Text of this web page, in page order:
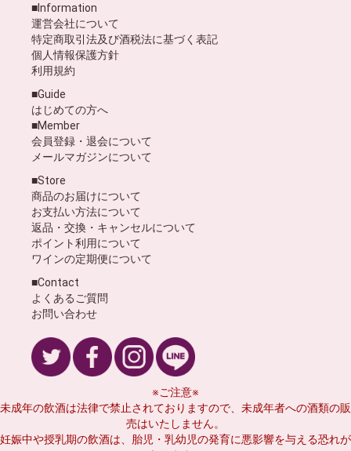
■Information
運営会社について
特定商取引法及び酒税法に基づく表記
個人情報保護方針
利用規約
■Guide
はじめての方へ
■Member
会員登録・退会について
メールマガジンについて
■Store
商品のお届けについて
お支払い方法について
返品・交換・キャンセルについて
ポイント利用について
ワインの定期便について
■Contact
よくあるご質問
お問い合わせ
※ご注意※
未成年の飲酒は法律で禁止されておりますので、未成年者への酒類の販
売はいたしません。
妊娠中や授乳期の飲酒は、胎児・乳幼児の発育に悪影響を与える恐れが